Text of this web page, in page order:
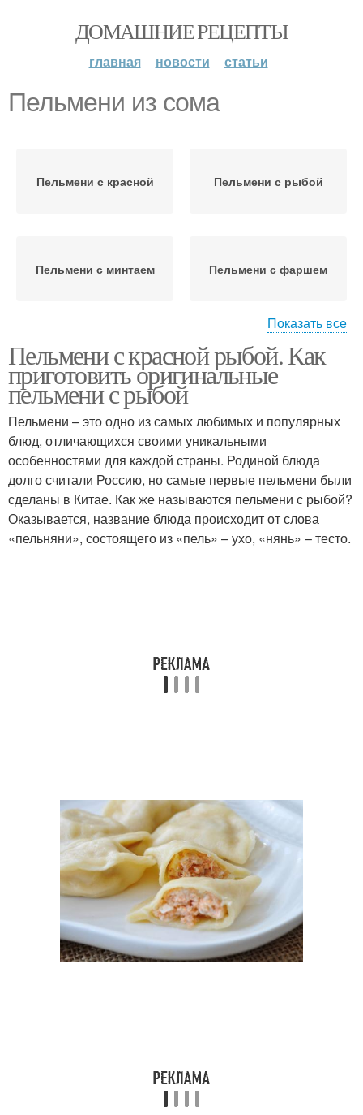
ДОМАШНИЕ РЕЦЕПТЫ
главная новости статьи
Пельмени из сома
Пельмени с красной Пельмени с рыбой
Пельмени с минтаем Пельмени с фаршем
Рыбные пельмени Советские пельмени
Показать все
Пельмени с красной рыбой. Как
приготовить оригинальные
пельмени с рыбой
Пельмени – это одно из самых любимых и популярных
блюд, отличающихся своими уникальными
особенностями для каждой страны. Родиной блюда
долго считали Россию, но самые первые пельмени были
сделаны в Китае. Как же называются пельмени с рыбой?
Оказывается, название блюда происходит от слова
«пельняни», состоящего из «пель» – ухо, «нянь» – тесто.